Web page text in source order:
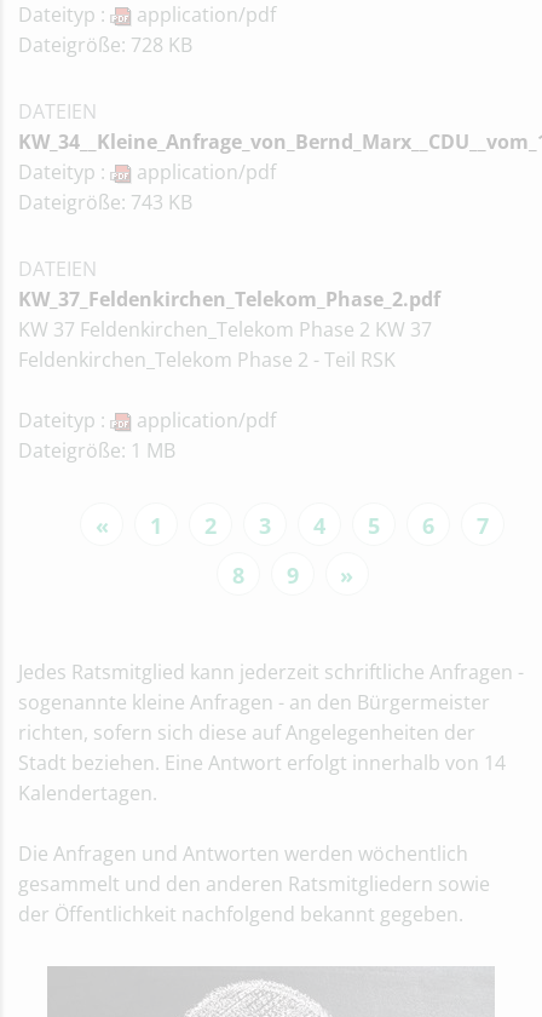
Dateityp :
application/pdf
Dateigröße: 728 KB
DATEIEN
Dateityp :
application/pdf
Dateigröße: 743 KB
DATEIEN
KW_37_Feldenkirchen_Telekom_Phase_2.pdf
KW 37 Feldenkirchen_Telekom Phase 2 KW 37
Feldenkirchen_Telekom Phase 2 - Teil RSK
Dateityp :
application/pdf
Dateigröße: 1 MB
« 1 2 3 4 5 6
7
8
9 »
Jedes Ratsmitglied kann jederzeit schriftliche Anfragen -
sogenannte kleine Anfragen - an den Bürgermeister
richten, sofern sich diese auf Angelegenheiten der
Stadt beziehen. Eine Antwort erfolgt innerhalb von 14
Kalendertagen.
Die Anfragen und Antworten werden wöchentlich
gesammelt und den anderen Ratsmitgliedern sowie
der Öffentlichkeit nachfolgend bekannt gegeben.